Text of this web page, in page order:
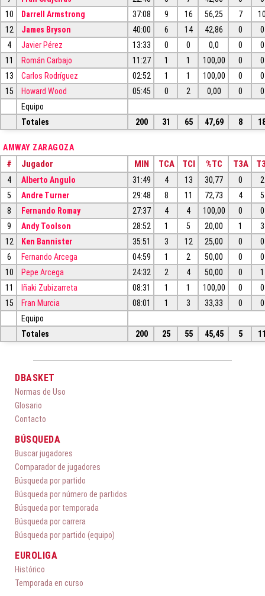
10
Darrell Armstrong 37:08 9 16 56,25 7
12
James Bryson 40:00 6 14 42,86 0
0
4
Javier Pérez 13:33 0 0 0,0 0
0
11
Román Carbajo 11:27 1 1 100,00 0
0
13
Carlos Rodríguez 02:52 1 1 100,00 0
0
15
Howard Wood 05:45 0 2 0,00 0
0
Equipo
Totales
200 31 65 47,69 8
AMWAY ZARAGOZA
# Jugador MIN TCA TCI %TC T3A
4 Alberto Angulo 31:49 4 13 30,77 0
2
5
Andre Turner 29:48 8 11 72,73 4
5
8
Fernando Romay 27:37 4 4 100,00 0
0
9
Andy Toolson 28:52 1 5 20,00 1
3
12
Ken Bannister 35:51 3 12 25,00 0
0
6
Fernando Arcega 04:59 1 2 50,00 0
0
10
Pepe Arcega 24:32 2 4 50,00 0
1
11
Iñaki Zubizarreta 08:31 1 1 100,00 0
0
15
Fran Murcia 08:01 1 3 33,33 0
0
Equipo
Totales
200 25 55 45,45 5
DBASKET
Normas de Uso
Glosario
Contacto
BÚSQUEDA
Buscar jugadores
Comparador de jugadores
Búsqueda por partido
Búsqueda por número de partidos
Búsqueda por temporada
Búsqueda por carrera
Búsqueda por partido (equipo)
EUROLIGA
Histórico
Temporada en curso